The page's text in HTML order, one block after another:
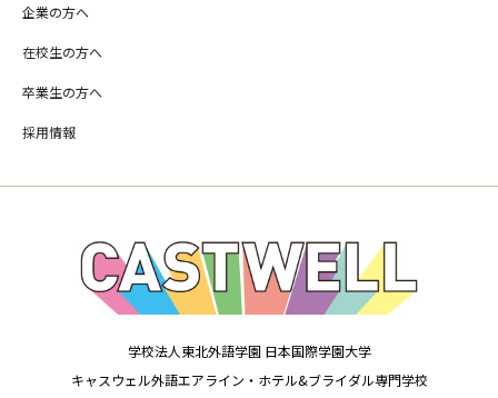
企業の方へ
在校生の方へ
卒業生の方へ
採用情報
学校法人東北外語学園 日本国際学園大学
キャスウェル外語エアライン・ホテル&ブライダル専門学校